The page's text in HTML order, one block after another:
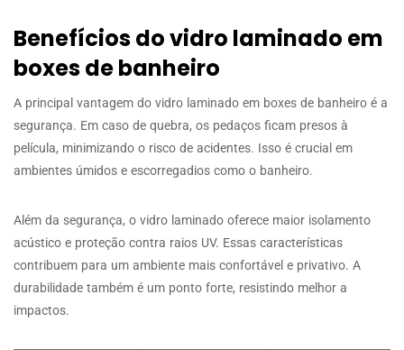
Benefícios do vidro laminado em
boxes de banheiro
A principal vantagem do vidro laminado em boxes de banheiro é a
segurança. Em caso de quebra, os pedaços ficam presos à
película, minimizando o risco de acidentes. Isso é crucial em
ambientes úmidos e escorregadios como o banheiro.
Além da segurança, o vidro laminado oferece maior isolamento
acústico e proteção contra raios UV. Essas características
contribuem para um ambiente mais confortável e privativo. A
durabilidade também é um ponto forte, resistindo melhor a
impactos.